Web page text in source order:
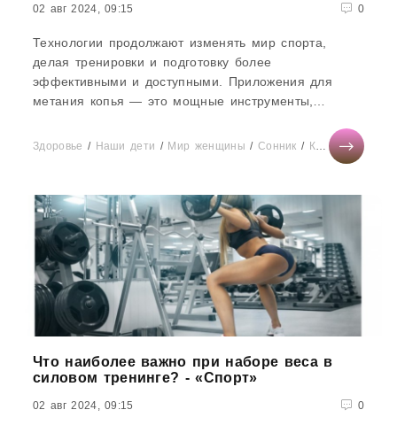
02 авг 2024, 09:15 0
Технологии продолжают изменять мир спорта,
делая тренировки и подготовку более
эффективными и доступными. Приложения для
метания копья — это мощные инструменты,
развить...
Здоровье / Наши дети / Мир женщины / Сонник / Красота
Что наиболее важно при наборе веса в
силовом тренинге? - «Спорт»
02 авг 2024, 09:15 0